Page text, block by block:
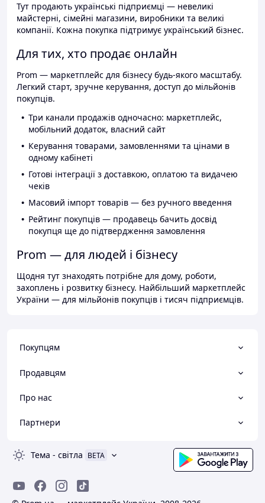
Тут продають українські підприємці — невеликі
майстерні, сімейні магазини, виробники та великі
компанії. Кожна покупка підтримує український бізнес.
Для тих, хто продає онлайн
Prom — маркетплейс для бізнесу будь-якого масштабу.
Легкий старт, зручне керування, доступ до мільйонів
покупців.
Три канали продажів одночасно: маркетплейс,
мобільний додаток, власний сайт
Керування товарами, замовленнями та цінами в
одному кабінеті
Готові інтеграції з доставкою, оплатою та видачею
чеків
Масовий імпорт товарів — без ручного введення
Рейтинг покупців — продавець бачить досвід
покупця ще до підтвердження замовлення
Prom — для людей і бізнесу
Щодня тут знаходять потрібне для дому, роботи,
захоплень і розвитку бізнесу. Найбільший маркетплейс
України — для мільйонів покупців і тисяч підприємців.
Покупцям
Продавцям
Про нас
Партнери
Тема - світла BETA